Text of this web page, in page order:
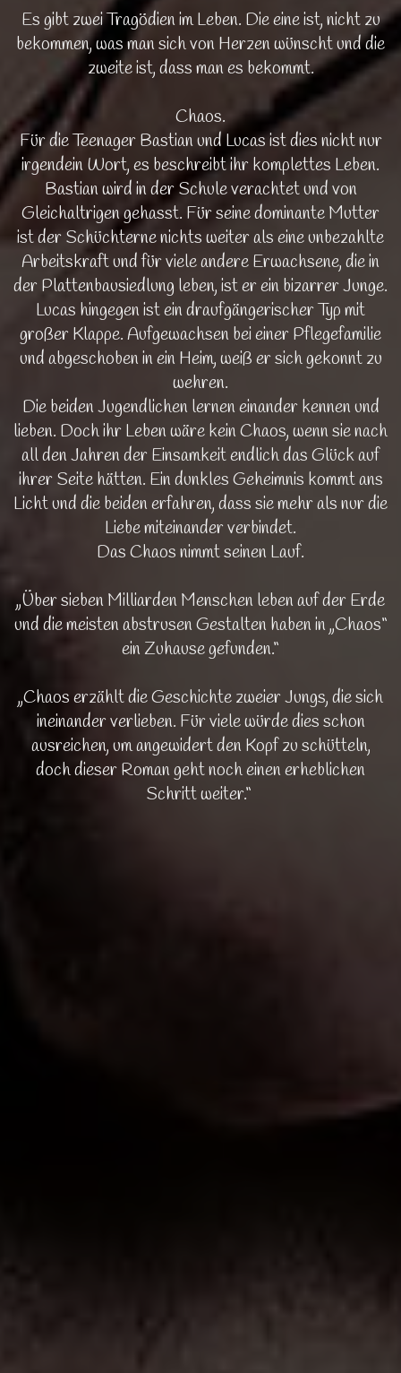
Es gibt zwei Tragödien im Leben. Die eine ist, nicht zu
bekommen, was man sich von Herzen wünscht und die
zweite ist, dass man es bekommt.
Chaos.
Für die Teenager Bastian und Lucas ist dies nicht nur
irgendein Wort, es beschreibt ihr komplettes Leben.
Bastian wird in der Schule verachtet und von
Gleichaltrigen gehasst. Für seine dominante Mutter
ist der Schüchterne nichts weiter als eine unbezahlte
Arbeitskraft und für viele andere Erwachsene, die in
der Plattenbausiedlung leben, ist er ein bizarrer Junge.
Lucas hingegen ist ein draufgängerischer Typ mit
großer Klappe. Aufgewachsen bei einer Pflegefamilie
und abgeschoben in ein Heim, weiß er sich gekonnt zu
wehren.
Die beiden Jugendlichen lernen einander kennen und
lieben. Doch ihr Leben wäre kein Chaos, wenn sie nach
all den Jahren der Einsamkeit endlich das Glück auf
ihrer Seite hätten. Ein dunkles Geheimnis kommt ans
Licht und die beiden erfahren, dass sie mehr als nur die
Liebe miteinander verbindet.
Das Chaos nimmt seinen Lauf.
„Über sieben Milliarden Menschen leben auf der Erde
und die meisten abstrusen Gestalten haben in „Chaos“
ein Zuhause gefunden.“
„Chaos erzählt die Geschichte zweier Jungs, die sich
ineinander verlieben. Für viele würde dies schon
ausreichen, um angewidert den Kopf zu schütteln,
doch dieser Roman geht noch einen erheblichen
Schritt weiter.“